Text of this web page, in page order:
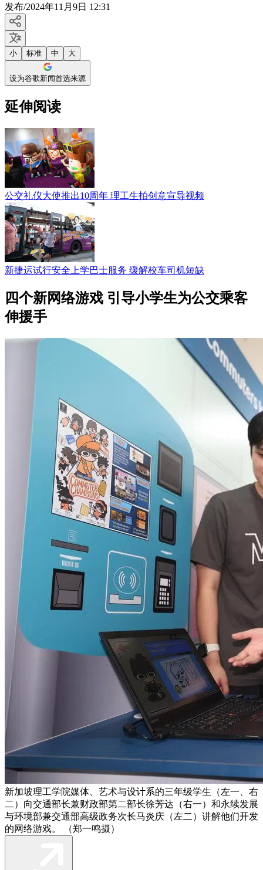
发布/2024年11月9日 12:31
小 标准 中 大
设为谷歌新闻首选来源
延伸阅读
公交礼仪大使推出10周年 理工生拍创意宣导视频
新捷运试行安全上学巴士服务 缓解校车司机短缺
四个新网络游戏 引导小学生为公交乘客
伸援手
新加坡理工学院媒体、艺术与设计系的三年级学生（左一、右
二）向交通部长兼财政部第二部长徐芳达（右一）和永续发展
与环境部兼交通部高级政务次长马炎庆（左二）讲解他们开发
的网络游戏。 （郑一鸣摄）